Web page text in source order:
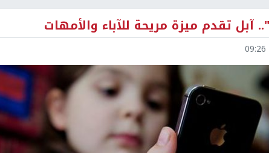
تقدم ميزة مريحة للآباء والأمهات